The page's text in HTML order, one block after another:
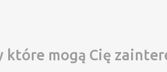
które mogą Cię